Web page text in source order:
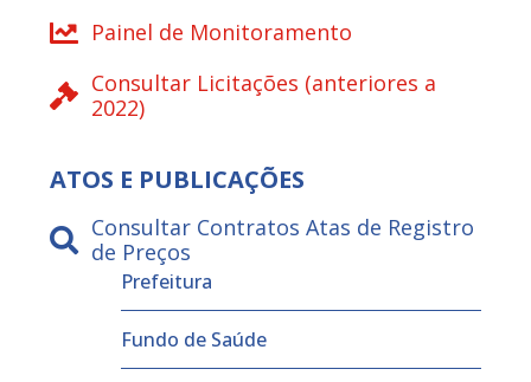
Painel de Monitoramento
Consultar Licitações (anteriores a
2022)
ATOS E PUBLICAÇÕES
Consultar Contratos Atas de Registro
de Preços
Prefeitura
Fundo de Saúde